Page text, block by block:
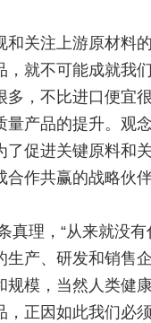
关注上游原材料
就不可能成就我
，不比进口便宜
产品的提升。观
促进关键原料和
作共赢的战略伙
真理，“从来就没
产、研发和销售
模，当然人类健
正因如此我们必